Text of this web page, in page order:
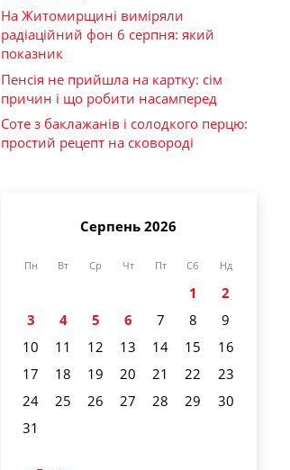
На Житомирщині виміряли
радіаційний фон 6 серпня: який
показник
Пенсія не прийшла на картку: сім
причин і що робити насамперед
Соте з баклажанів і солодкого перцю:
простий рецепт на сковороді
Серпень 2026
Пн Вт Ср Чт Пт Сб Нд
1
2
3
4 5 6 7 8
9
10
11 12 13 14 15
16
17
18 19 20 21 22
23
24
25 26 27 28 29
30
31